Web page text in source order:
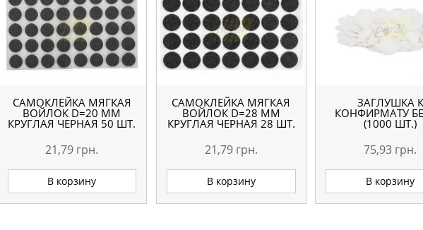
САМОКЛЕЙКА МЯГКАЯ
ВОЙЛОК D=20 ММ
КРУГЛАЯ ЧЕРНАЯ 50 ШТ.
21,79 грн.
В корзину
САМОКЛЕЙКА МЯГКАЯ
ВОЙЛОК D=28 ММ
КРУГЛАЯ ЧЕРНАЯ 28 ШТ.
21,79 грн.
В корзину
ЗАГЛУШКА К
КОНФИРМАТУ
(1000 ШТ.)
75,93 грн.
В корзину